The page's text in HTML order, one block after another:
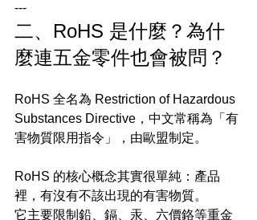
---
二、RoHS 是什麼？為什
麼連五金零件也會被問？
RoHS 全名為 Restriction of Hazardous
Substances Directive，中文常稱為「有
害物質限用指令」，由歐盟制定。
RoHS 的核心概念其實很單純：產品
裡，有沒有不該出現的有害物質。
它主要限制鉛、鎘、汞、六價鉻等重金